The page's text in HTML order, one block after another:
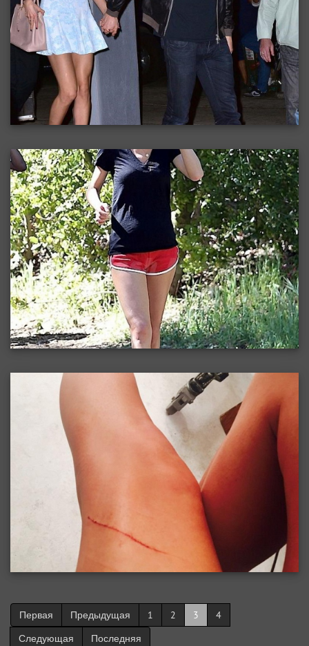
Первая Предыдущая 1 2 3
4
Следующая
Последняя